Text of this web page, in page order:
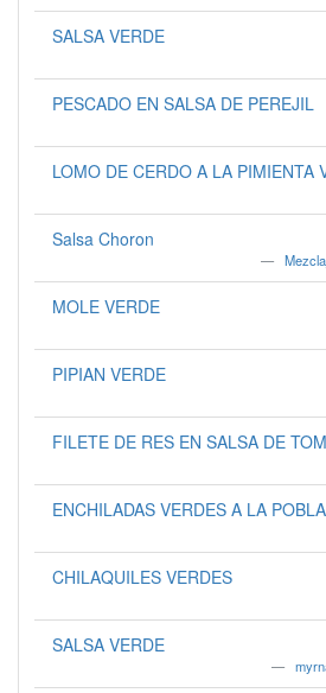
SALSA VERDE
PESCADO EN SALSA DE PEREJIL
LOMO DE CERDO A LA PIMIENTA
Salsa Choron
MOLE VERDE
PIPIAN VERDE
FILETE DE RES EN SALSA DE
ENCHILADAS VERDES A LA
CHILAQUILES VERDES
SALSA VERDE